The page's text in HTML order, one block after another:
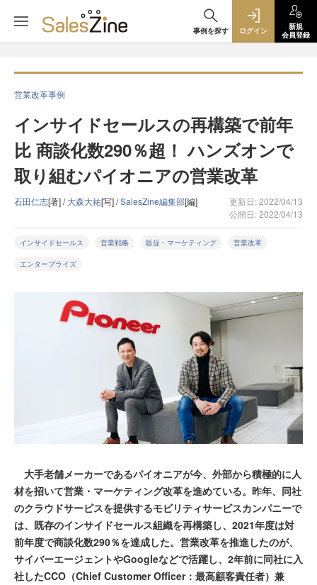
事例を探す ログイン
新規
会員登録
営業改革事例
インサイドセールスの再構築で前年
比 商談化数290％超！ ハンズオンで
取り組むパイオニアの営業改革
石田仁志[著] /大森大祐[写] /SalesZine編集部[編]
更新日: 2022/04/13
公開日: 2022/04/13
インサイドセールス 営業戦略 販促・マーケティング 営業改革
エンタープライズ
大手老舗メーカーであるパイオニアが今、外部から積極的に人
材を招いて営業・マーケティング改革を進めている。昨年、同社
のクラウドサービスを提供するモビリティサービスカンパニーで
は、既存のインサイドセールス組織を再構築し、2021年度は対
前年度で商談化数290％を達成した。営業改革を推進したのが、
サイバーエージェントやGoogleなどで活躍し、2年前に同社に入
社したCCO（Chief Customer Officer：最高顧客責任者）兼